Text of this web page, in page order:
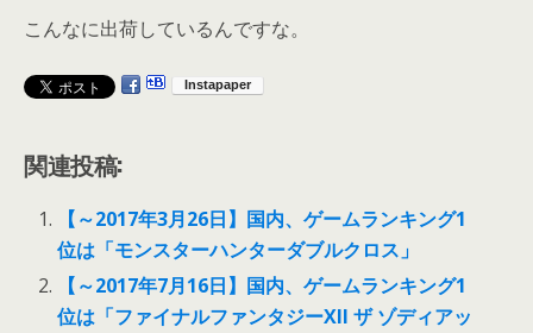
こんなに出荷しているんですな。
関連投稿:
【～2017年3月26日】国内、ゲームランキング1
位は「モンスターハンターダブルクロス」
【～2017年7月16日】国内、ゲームランキング1
位は「ファイナルファンタジーXII ザ ゾディアッ